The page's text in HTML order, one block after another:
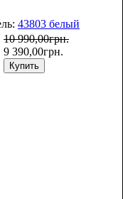
43803 белый
10 990,00грн.
9 390,00грн.
Купить